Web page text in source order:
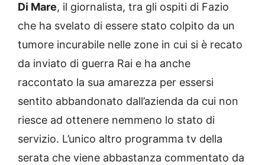
Di Mare, il giornalista, tra gli ospiti di Fazio
che ha svelato di essere stato colpito da un
tumore incurabile nelle zone in cui si è recato
da inviato di guerra Rai e ha anche
raccontato la sua amarezza per essersi
sentito abbandonato dall’azienda da cui non
riesce ad ottenere nemmeno lo stato di
servizio. L’unico altro programma tv della
serata che viene abbastanza commentato da